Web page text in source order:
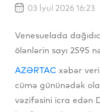
03 İyul 2026 16:23
Venesuelada
ölənlərin sayı 2595
AZƏRTAC xəbər
cümə gününədək
vəzifəsini icra edən